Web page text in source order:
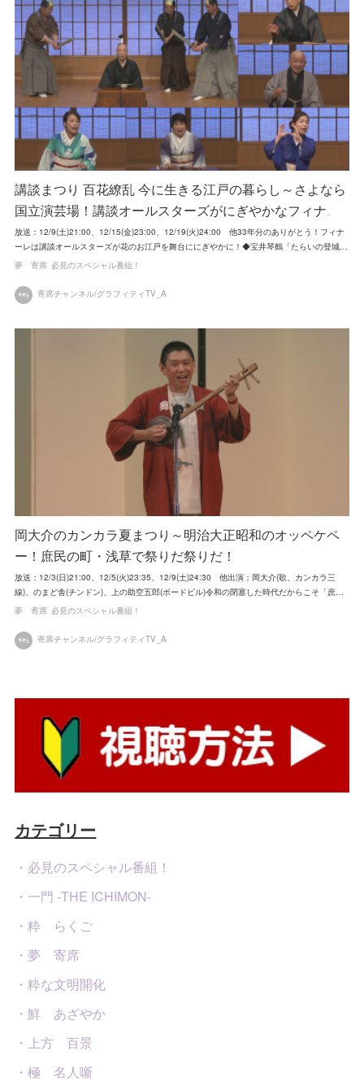
講談まつり 百花繚乱 今に生きる江戸の暮らし～さよなら
国立演芸場！講談オールスターズがにぎやかなフィナ…
放送：12/9(土)21:00、12/15(金)23:00、12/19(火)24:00 他33年分のありがとう！フィナ
ーレは講談オールスターズが花のお江戸を舞台ににぎやかに！◆宝井琴鶴「たらいの登城…
夢 寄席 必見のスペシャル番組！
寄席チャンネル/グラフィティTV_A
岡大介のカンカラ夏まつり～明治大正昭和のオッペケペ
ー！庶民の町・浅草で祭りだ祭りだ！
放送：12/3(日)21:00、12/5(火)23:35、12/9(土)24:30 他出演；岡大介(歌、カンカラ三
線)、のまど舎(チンドン)、上の助空五郎(ボードビル)令和の閉塞した時代だからこそ「庶…
夢 寄席 必見のスペシャル番組！
寄席チャンネル/グラフィティTV_A
カテゴリー
・必見のスペシャル番組！
・一門 -THE ICHIMON-
・粋 らくご
・夢 寄席
・粋な文明開化
・鮮 あざやか
・上方 百景
・極 名人噺